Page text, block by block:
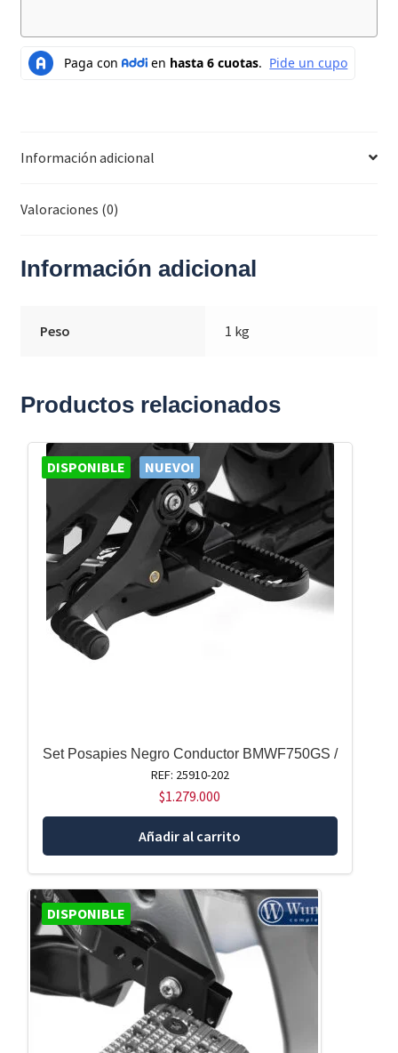
Información adicional
Valoraciones (0)
Información adicional
Peso 1 kg
Productos relacionados
DISPONIBLE NUEVO!
Set Posapies Negro Conductor BMWF750GS /
REF: 25910-202
$1.279.000
Añadir al carrito
DISPONIBLE